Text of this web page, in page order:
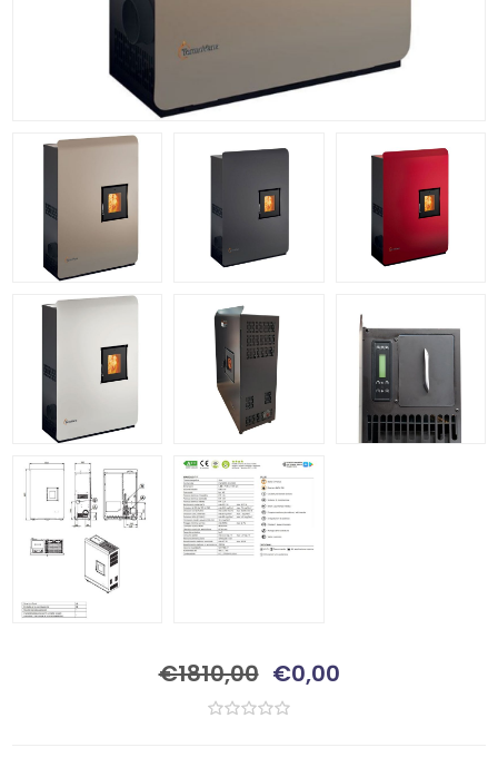
€1810,00 €0,00